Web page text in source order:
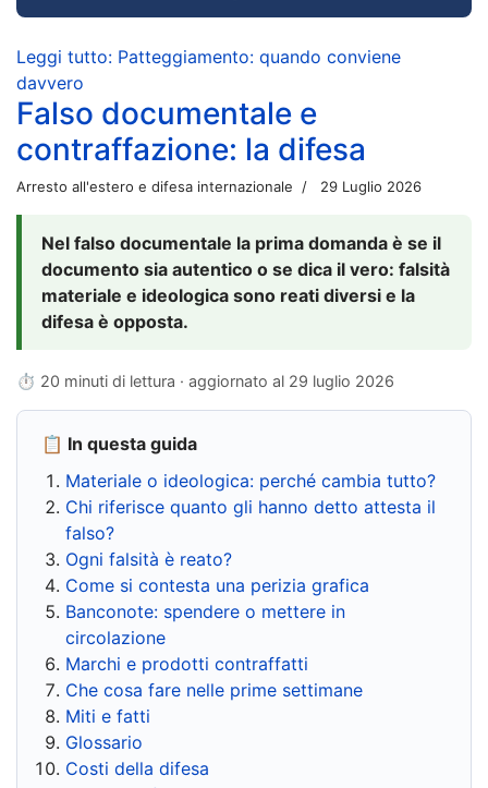
Leggi tutto: Patteggiamento: quando conviene
davvero
Falso documentale e
contraffazione: la difesa
Arresto all'estero e difesa internazionale 29 Luglio 2026
Nel falso documentale la prima domanda è se il
documento sia autentico o se dica il vero: falsità
materiale e ideologica sono reati diversi e la
difesa è opposta.
⏱ 20 minuti di lettura · aggiornato al 29 luglio 2026
📋 In questa guida
Materiale o ideologica: perché cambia tutto?
Chi riferisce quanto gli hanno detto attesta il
falso?
Ogni falsità è reato?
Come si contesta una perizia grafica
Banconote: spendere o mettere in
circolazione
Marchi e prodotti contraffatti
Che cosa fare nelle prime settimane
Miti e fatti
Glossario
Costi della difesa